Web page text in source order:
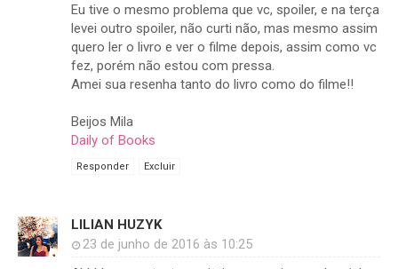
Eu tive o mesmo problema que vc, spoiler, e na terça
levei outro spoiler, não curti não, mas mesmo assim
quero ler o livro e ver o filme depois, assim como vc
fez, porém não estou com pressa.
Amei sua resenha tanto do livro como do filme!!
Beijos Mila
Daily of Books
Responder Excluir
LILIAN HUZYK
23 de junho de 2016 às 10:25